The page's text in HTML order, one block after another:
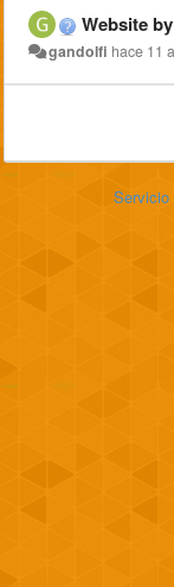
Website
gandolfi hace 11
Servicio